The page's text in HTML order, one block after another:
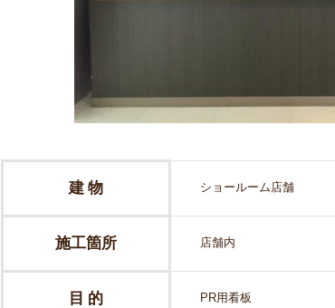
建 物 ショールーム店舗
施工箇所 店舗内
目 的 PR用看板